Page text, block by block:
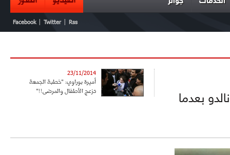
Facebook Twitter Rss
بعدما
23/11/2014
أميرة بوراوي: "خطبة الجمعة
تزعج الأطفال والمرضى!!"